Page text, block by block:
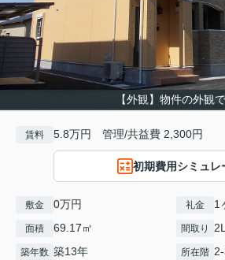
【外観】物件の外観
賃料 5.8万円 管理/共益費 2,300円
初期費用シミュレ
敷金 0万円 礼金 1
面積 69.17㎡ 間取り
築年数 築13年 所在階